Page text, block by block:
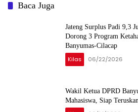
Baca Juga
Jateng Surplus Padi 9,3
Dorong 3 Program
Banyumas-Cilacap
Kilas 06/22/2026
Wakil Ketua DPRD
Mahasiswa, Siap